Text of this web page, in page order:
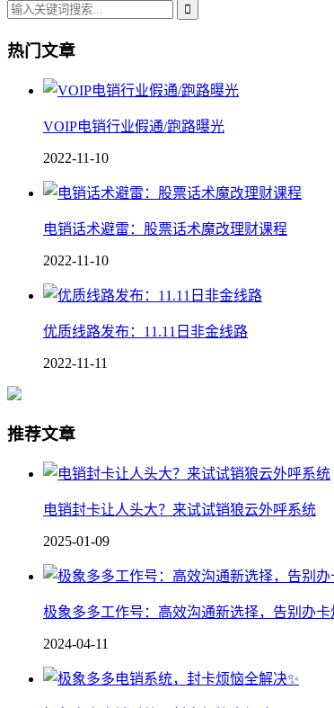
热门文章
VOIP电销行业假通/跑路曝光
2022-11-10
电销话术避雷：股票话术魔改理财课程
2022-11-10
优质线路发布：11.11日非金线路
2022-11-11
推荐文章
电销封卡让人头大？来试试销狼云外呼系统
2025-01-09
极象多多工作号：高效沟通新选择，告别办卡
2024-04-11